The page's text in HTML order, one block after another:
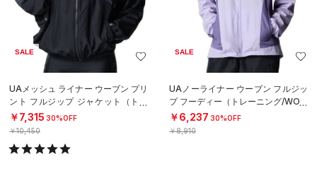
SALE
UAメッシュ ライナー ウーブン プリ
ント フルジップ ジャケット（トレ
ーニング/WOMEN）
￥7,315 30%OFF
￥10,450
SALE
UAノーライナー ウーブン フルジッ
プ フーディー（トレーニング/WOM
EN）
￥6,237 30%OFF
￥8,910